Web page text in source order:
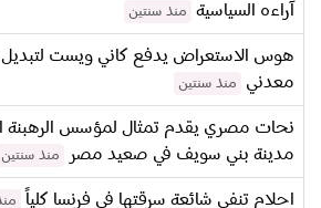
آراءه السياسية
منذ سنتين
هوس الاستعراض يدفع كاني ويست لتبديل
معدني
منذ سنتين
نحات مصري يقدم تمثال لمؤسس الرهبنة
مدينة بني سويف في صعيد مصر
منذ سنتين
احلام تنفي شائعة سرقتها في فرنسا كلياً